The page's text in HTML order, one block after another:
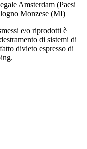
Amsterdam (Paesi
Monzese (MI)
e/o riprodotti è
di sistemi di
divieto espresso di